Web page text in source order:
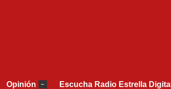
Opinión – Escucha Radio Estrella Digital